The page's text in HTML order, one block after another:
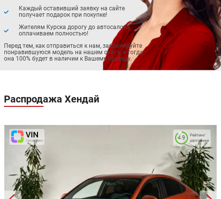
Каждый оставивший заявку на сайте
получает подарок при покупке!
Жителям Курска дорогу до автосалона
оплачиваем полностью!
Перед тем, как отправиться к нам, забронируйте
понравившуюся модель на нашем сайте, и тогда
она 100% будет в наличии к Вашему приезду.
Распродажа Хендай
Рейтинг
состояния
4.9